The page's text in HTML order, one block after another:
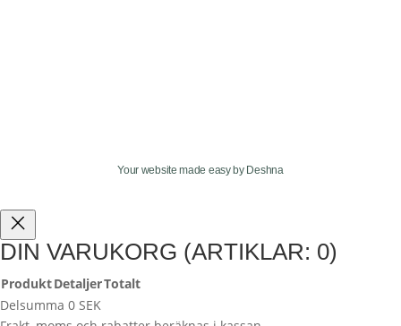
Your website made easy by Deshna
DIN VARUKORG (ARTIKLAR: 0)
PRODUKTER
ProduktDetaljerTotalt
Delsumma 0 SEK